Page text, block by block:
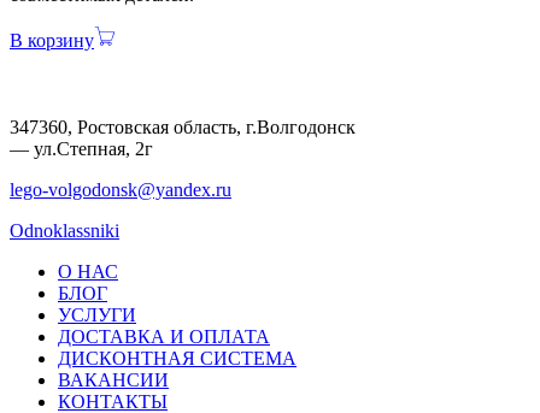
В корзину
347360, Ростовская область, г.Волгодонск
— ул.Степная, 2г
lego-volgodonsk@yandex.ru
Odnoklassniki
О НАС
БЛОГ
УСЛУГИ
ДОСТАВКА И ОПЛАТА
ДИСКОНТНАЯ СИСТЕМА
ВАКАНСИИ
КОНТАКТЫ